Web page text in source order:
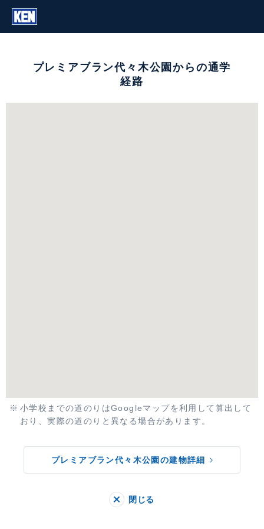
プレミアブラン代々木公園からの通学
経路
小学校までの道のりはGoogleマップを利用して算出して
おり、実際の道のりと異なる場合があります。
プレミアブラン代々木公園の建物詳細
閉じる